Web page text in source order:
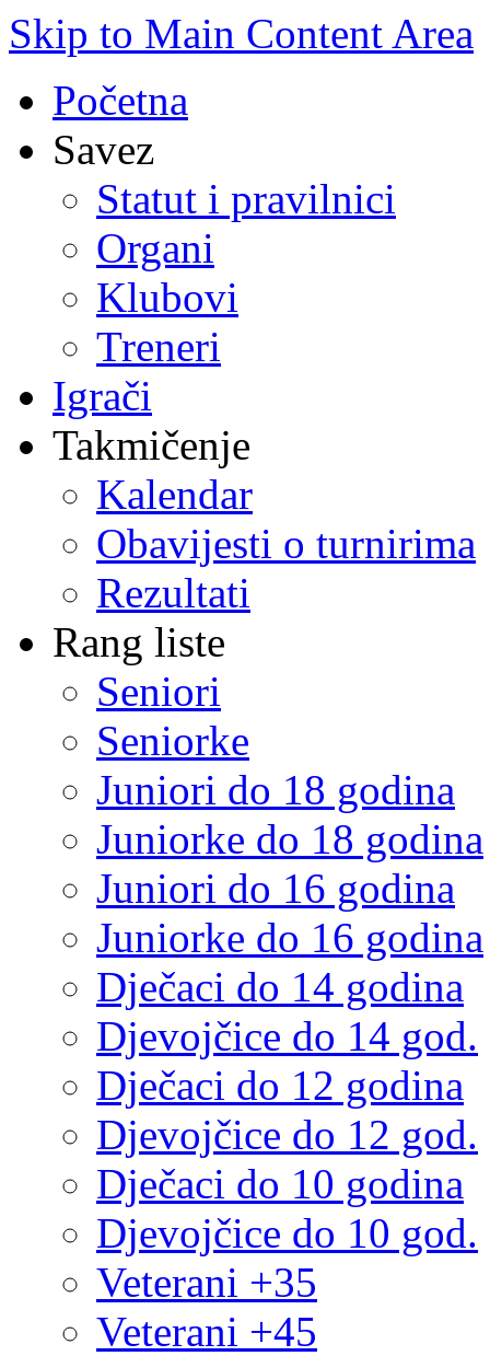
Skip to Main Content Area
Početna
Savez
Statut i pravilnici
Organi
Klubovi
Treneri
Igrači
Takmičenje
Kalendar
Obavijesti o turnirima
Rezultati
Rang liste
Seniori
Seniorke
Juniori do 18 godina
Juniorke do 18 godina
Juniori do 16 godina
Juniorke do 16 godina
Dječaci do 14 godina
Djevojčice do 14 god.
Dječaci do 12 godina
Djevojčice do 12 god.
Dječaci do 10 godina
Djevojčice do 10 god.
Veterani +35
Veterani +45